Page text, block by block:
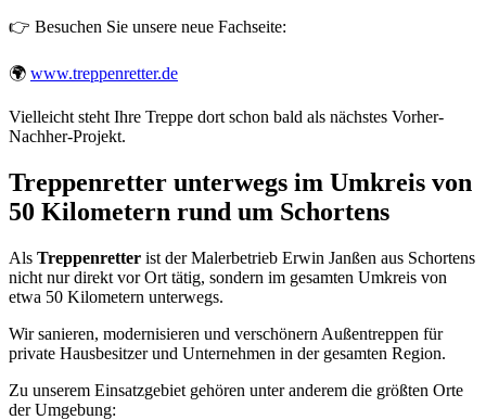
👉 Besuchen Sie unsere neue Fachseite:
🌍 www.treppenretter.de
Vielleicht steht Ihre Treppe dort schon bald als nächstes Vorher-
Nachher-Projekt.
Treppenretter unterwegs im Umkreis von
50 Kilometern rund um Schortens
Als Treppenretter ist der Malerbetrieb Erwin Janßen aus Schortens
nicht nur direkt vor Ort tätig, sondern im gesamten Umkreis von
etwa 50 Kilometern unterwegs.
Wir sanieren, modernisieren und verschönern Außentreppen für
private Hausbesitzer und Unternehmen in der gesamten Region.
Zu unserem Einsatzgebiet gehören unter anderem die größten Orte
der Umgebung: